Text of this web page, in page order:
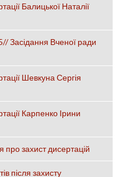
Балицької Наталії
Засідання Вченої ради
Шевкуна Сергія
Карпенко Ірини
захист дисертацій
після захисту